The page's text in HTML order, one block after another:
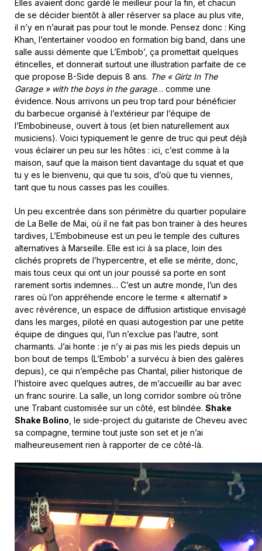
Elles avaient donc gardé le meilleur pour la fin, et chacun
de se décider bientôt à aller réserver sa place au plus vite,
il n’y en n’aurait pas pour tout le monde. Pensez donc : King
Khan, l’entertainer voodoo en formation big band, dans une
salle aussi démente que L’Embob’, ça promettait quelques
étincelles, et donnerait surtout une illustration parfaite de ce
que propose B-Side depuis 8 ans. The « Girlz In The
Garage » with the boys in the garage… comme une
évidence. Nous arrivons un peu trop tard pour bénéficier
du barbecue organisé à l’extérieur par l’équipe de
l’Embobineuse, ouvert à tous (et bien naturellement aux
musiciens). Voici typiquement le genre de truc qui peut déjà
vous éclairer un peu sur les hôtes : ici, c’est comme à la
maison, sauf que la maison tient davantage du squat et que
tu y es le bienvenu, qui que tu sois, d’où que tu viennes,
tant que tu nous casses pas les couilles.
Un peu excentrée dans son périmètre du quartier populaire
de La Belle de Mai, où il ne fait pas bon trainer à des heures
tardives, L’Embobineuse est un peu le temple des cultures
alternatives à Marseille. Elle est ici à sa place, loin des
clichés proprets de l’hypercentre, et elle se mérite, donc,
mais tous ceux qui ont un jour poussé sa porte en sont
rarement sortis indemnes… C’est un autre monde, l’un des
rares où l’on appréhende encore le terme « alternatif »
avec révérence, un espace de diffusion artistique envisagé
dans les marges, piloté en quasi autogestion par une petite
équipe de dingues qui, l’un n’exclue pas l’autre, sont
charmants. J’ai honte : je n’y ai pas mis les pieds depuis un
bon bout de temps (L’Embob’ a survécu à bien des galères
depuis), ce qui n’empêche pas Chantal, pilier historique de
l’histoire avec quelques autres, de m’accueillir au bar avec
un franc sourire. La salle, un long corridor sombre où trône
une Trabant customisée sur un côté, est blindée. Shake
Shake Bolino , le side-project du guitariste de Cheveu avec
sa compagne, termine tout juste son set et je n’ai
malheureusement rien à rapporter de ce côté-là.